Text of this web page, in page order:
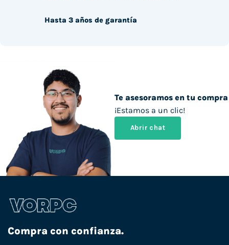
Te asesoramos en tu compra
¡Estamos a un clic!
Abrir chat
Hasta 3 años de garantía
Compra con confianza.